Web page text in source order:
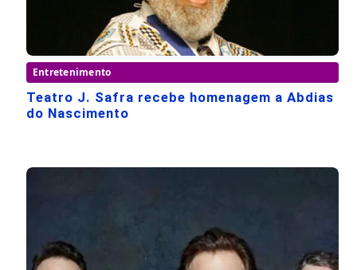
Entretenimento
Teatro J. Safra recebe homenagem a Abdias
do Nascimento